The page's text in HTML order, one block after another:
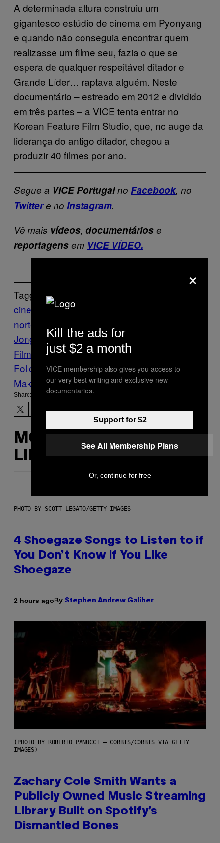
A determinada altura construiu um
gigantesco estúdio de cinema em Pyonyang
e quando não conseguia encontrar quem
realizasse um filme seu, fazia o que se
espera de qualquer respeitável ditador e
Grande Líder… raptava alguém. Neste
documentário – estreado em 2012 e dividido
em três partes – a VICE tenta entrar no
Korean Feature Film Studio, que, no auge da
liderança do antigo ditador, chegou a
produzir 40 filmes por ano.
Segue a VICE Portugalno Facebook, no
Twittere no Instagram.
Vê mais vídeos, documentáriose
reportagensem VICE VÍDEO.
Tagged:
cinema
coreia do
norte
Jong-il
kim jong-un The VICE Guide to
Film
vice guide to film
Follow Us On Discover
Make Us Preferred In Top Stories
Share:
MORE
LIKE THIS
PHOTO BY SCOTT LEGATO/GETTY IMAGES
4 Shoegaze Songs to Listen to if
You Don’t Know if You Like
Shoegaze
2 hours agoBy Stephen Andrew Galiher
(PHOTO BY ROBERTO PANUCCI – CORBIS/CORBIS VIA GETTY
IMAGES)
Zachary Cole Smith Wants a
Publicly Owned Music Streaming
Library Built on Spotify’s
Dismantled Bones
×
Kill the ads for
just $2 a month
VICE membership also gives you access to
our very best writing and exclusive new
documentaries.
Support for $2
See All Membership Plans
Or, continue for free